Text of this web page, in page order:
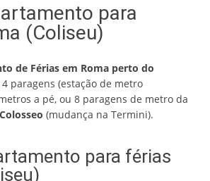
para
(Coliseu)
de Férias em Roma perto do
4 paragens (estação de metro
a pé, ou 8 paragens de metro da
Colosseo (mudança na Termini).
para férias